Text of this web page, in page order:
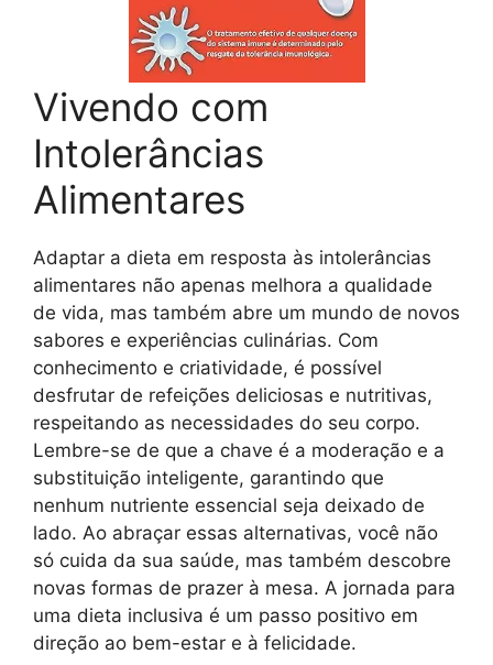
Vivendo com
Intolerâncias
Alimentares
Adaptar a dieta em resposta às intolerâncias
alimentares não apenas melhora a qualidade
de vida, mas também abre um mundo de novos
sabores e experiências culinárias. Com
conhecimento e criatividade, é possível
desfrutar de refeições deliciosas e nutritivas,
respeitando as necessidades do seu corpo.
Lembre-se de que a chave é a moderação e a
substituição inteligente, garantindo que
nenhum nutriente essencial seja deixado de
lado. Ao abraçar essas alternativas, você não
só cuida da sua saúde, mas também descobre
novas formas de prazer à mesa. A jornada para
uma dieta inclusiva é um passo positivo em
direção ao bem-estar e à felicidade.